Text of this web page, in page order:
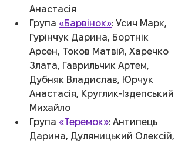
Анастасія
Група «Барвінок»: Усич Марк,
Гурінчук Дарина, Бортнік
Арсен, Токов Матвій, Харечко
Злата, Гаврильчик Артем,
Дубняк Владислав, Юрчук
Анастасія, Круглик-Іздепський
Михайло
Група «Теремок»: Антипець
Дарина, Дуляницький Олексій,